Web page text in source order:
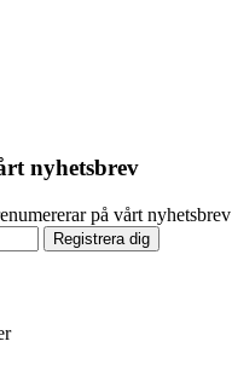
nyhetsbrev
på vårt nyhetsbrev
Registrera dig